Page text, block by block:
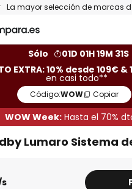
Devoluciones gratis en un plazo
Sólo
01D 01H 19M 29S
EXTRA: 10% desde 109€
en casi todo**
Código:WOW Copiar
WOW Week: Hasta el 70%
Lumaro Sistema